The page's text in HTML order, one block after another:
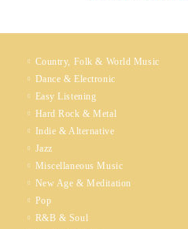
Country, Folk & World Music
Dance & Electronic
Easy Listening
Hard Rock & Metal
Indie & Alternative
Jazz
Miscellaneous Music
New Age & Meditation
Pop
R&B & Soul